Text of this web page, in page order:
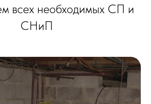
всех необходимых СП и
СНиП